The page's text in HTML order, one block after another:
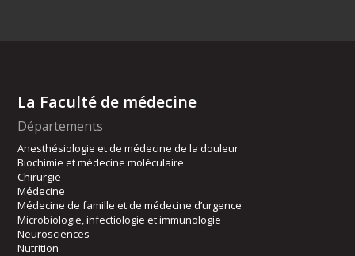
La Faculté de médecine
Départements
Anesthésiologie et de médecine de la douleur
Biochimie et médecine moléculaire
Chirurgie
Médecine
Médecine de famille et de médecine d’urgence
Microbiologie, infectiologie et immunologie
Neurosciences
Nutrition